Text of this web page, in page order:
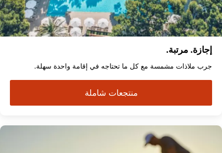
إجازة. مرتبة.
جرب ملاذات مشمسة مع كل ما تحتاجه في إقامة واحدة سهلة.
منتجعات شاملة